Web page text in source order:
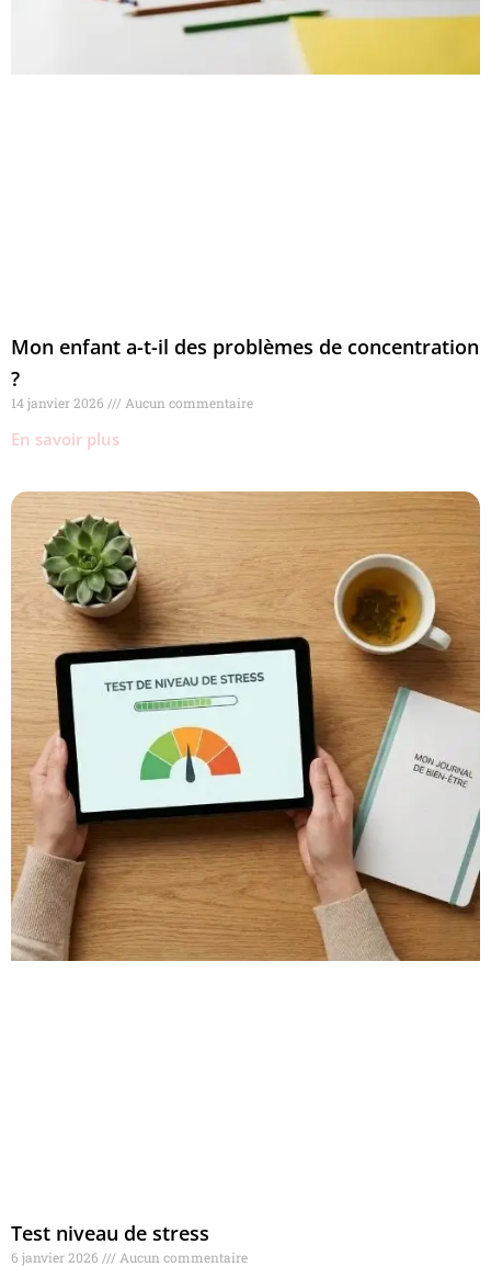
Mon enfant a-t-il des problèmes de concentration
?
14 janvier 2026 Aucun commentaire
En savoir plus
Test niveau de stress
6 janvier 2026 Aucun commentaire